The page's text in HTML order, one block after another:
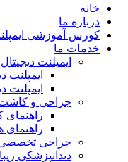
ما
آموزشی ایمپلنت
ما
ایمپلنت دیجیتال
ایمپلنت دیجیتال
ایمپلنت
جراحی و کاشت
راهنمای کامل
راهنمای هزینه
جراحی تخصصی دندان
دندانپزشکی زیبایی و